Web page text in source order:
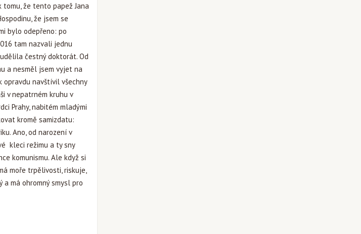
že tento papež Jana
že jsem se
bylo odepřeno: po
tam nazvali jednu
čestný doktorát. Od
a nesměl jsem vyjet na
opravdu navštívil všechny
v nepatrném kruhu v
Prahy, nabitém mladými
kromě samizdatu:
Ano, od narození v
kleci režimu a ty sny
komunismu. Ale když si
moře trpělivosti, riskuje,
a má ohromný smysl pro